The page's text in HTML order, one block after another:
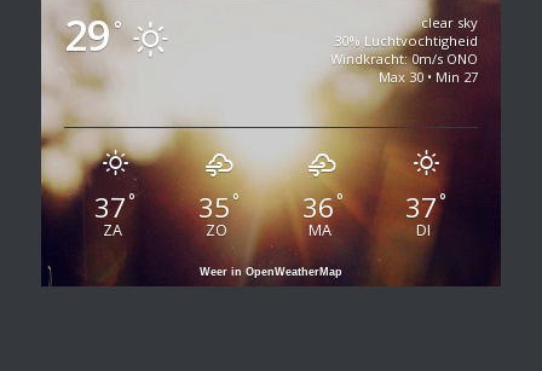
29°
clear sky
30% Luchtvochtigheid
Windkracht: 0m/s ONO
Max 30 • Min 27
37°
ZA
35°
ZO
36°
MA
37°
DI
Weer in OpenWeatherMap